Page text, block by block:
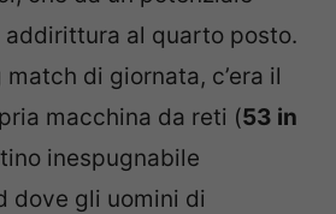
al quarto posto.
di giornata, c’era il
macchina da reti (53 in
inespugnabile
dove gli uomini di